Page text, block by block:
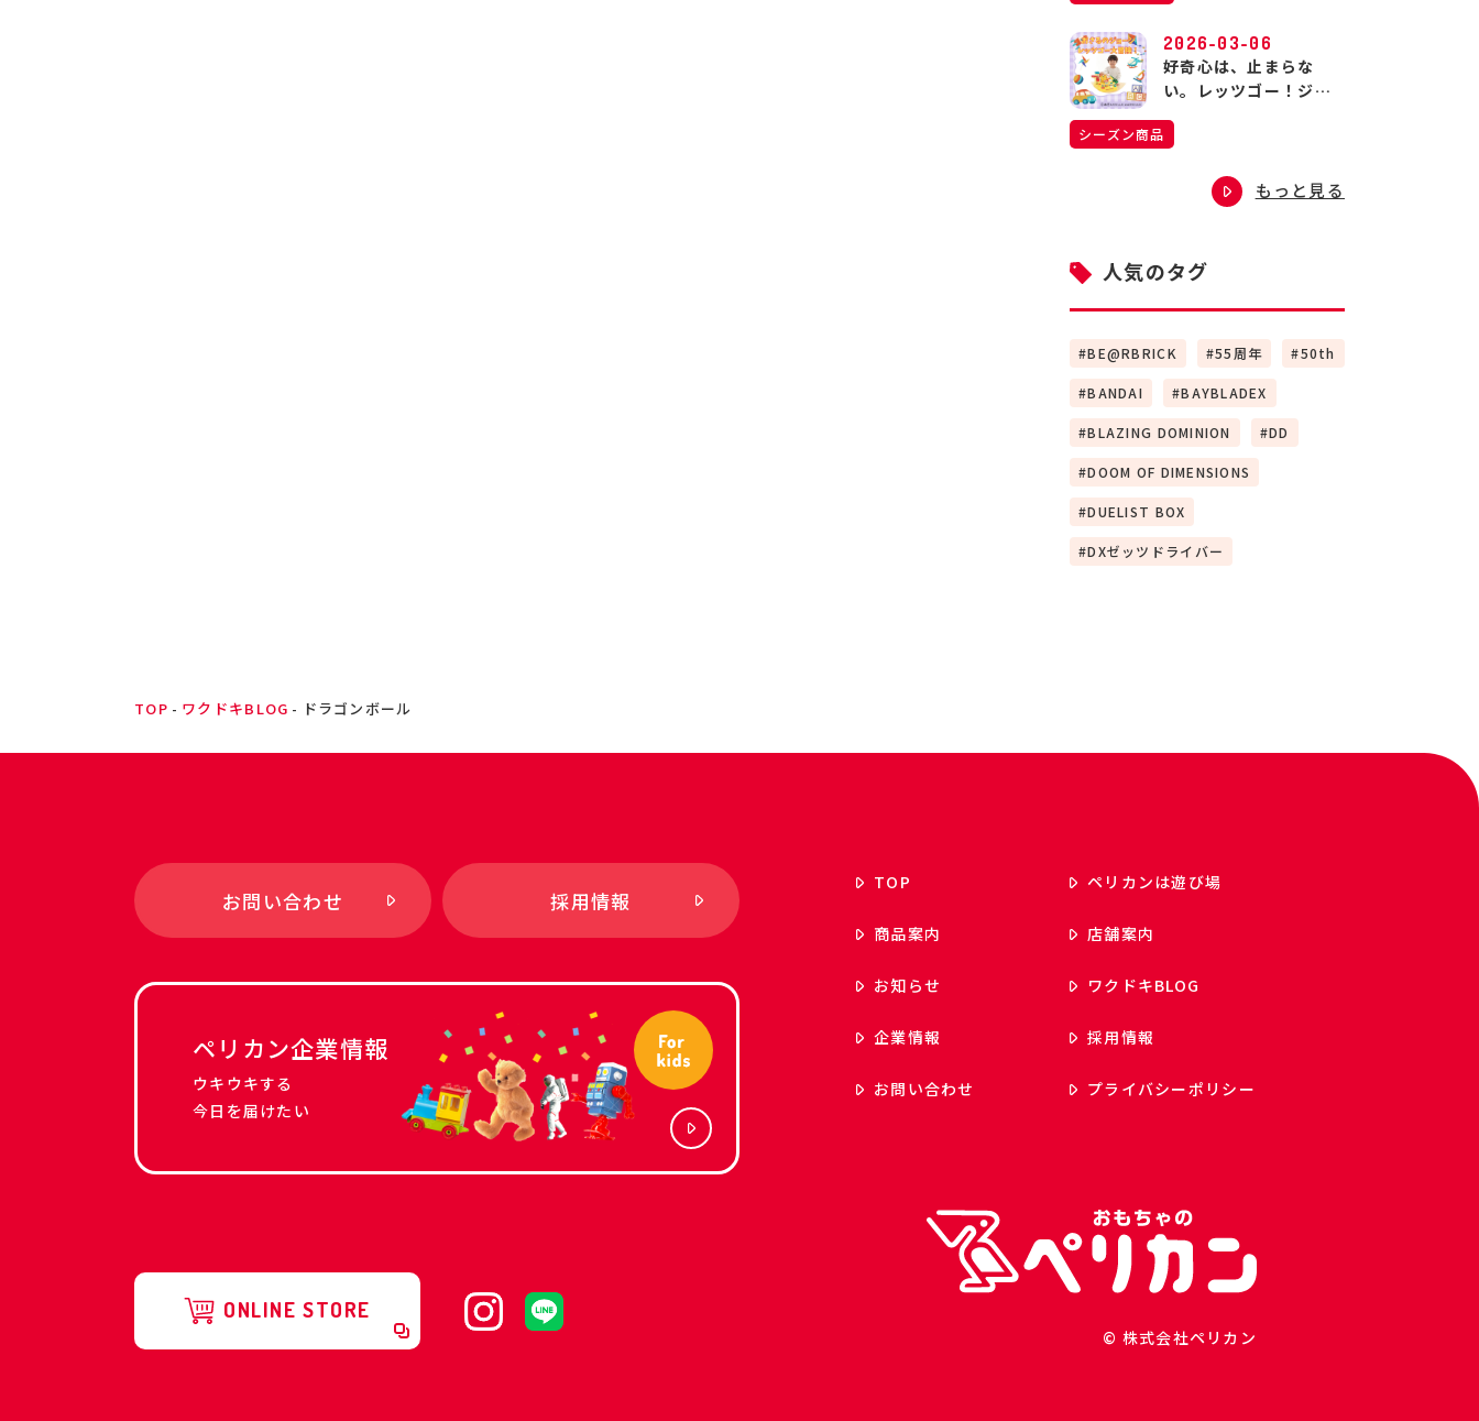
2026-03-06
好奇心は、止まらな
い。レッツゴー！ジョ
ージの大冒険！
シーズン商品
もっと見る
人気のタグ
BE@RBRICK 55周年 50th
BANDAI BAYBLADEX
BLAZING DOMINION DD
DOOM OF DIMENSIONS
DUELIST BOX
DXゼッツドライバー
TOP ワクドキBLOG ドラゴンボール
お問い合わせ 採用情報
ペリカン企業情報
ウキウキする
今日を届けたい
ONLINE STORE
TOP ペリカンは遊び場
商品案内 店舗案内
お知らせ ワクドキBLOG
企業情報 採用情報
お問い合わせ プライバシーポリシー
© 株式会社ペリカン